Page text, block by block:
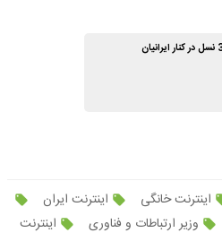
اینترنت خانگی
اینترنت ایران
وزیر ارتباطات و فناوری
اینترنت